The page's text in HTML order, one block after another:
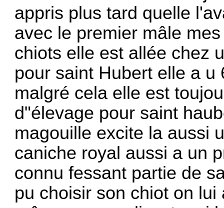
appris plus tard quelle
avec le premier mâle
chiots elle est allée chez
pour saint Hubert elle a
malgré cela elle est
d"élevage pour saint
magouille excite la aussi
caniche royal aussi a un
connu fessant partie de
pu choisir son chiot on